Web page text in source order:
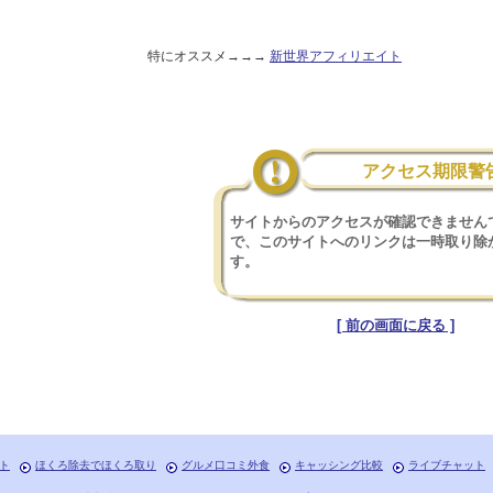
特にオススメ→→→ 新世界アフィリエイト
アクセス期限警
サイトからのアクセスが確認できません
で、このサイトへのリンクは一時取り除
す。
[ 前の画面に戻る ]
ほくろ除去でほくろ取り グルメ口コミ外食 キャッシング比較 ライブチャット